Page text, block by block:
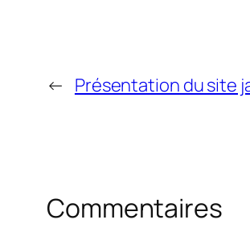
← Présentation du site
Commentaires